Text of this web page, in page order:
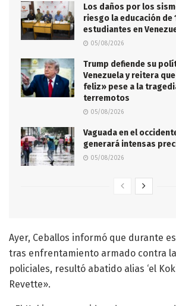
Los daños por los
riesgo la educación de
estudiantes en
05/08/2026
Trump defiende su
Venezuela y reitera
feliz» pese a la
terremotos
05/08/2026
Vaguada en el
generará intensas
05/08/2026
Ayer, Ceballos informó que durante
tras enfrentamiento armado contra
policiales, resultó abatido alias ‘el
Revette».